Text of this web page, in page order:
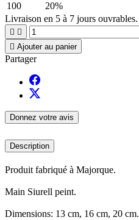
100
20%
Livraison en 5 à 7 jours ouvrables.
 
 Ajouter au panier
Partager
Donnez votre avis
Description
Produit fabriqué à Majorque.
Main Siurell peint.
Dimensions: 13 cm, 16 cm, 20 cm.